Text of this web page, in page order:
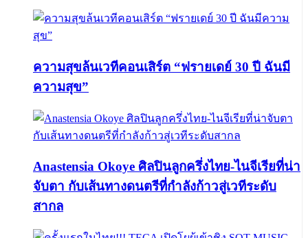
ความสุขล้นเวทีคอนเสิร์ต “ฟรายเดย์ 30 ปี ฉันมี
ความสุข”
Anastensia Okoye ศิลปินลูกครึ่งไทย-ไนจีเรียที่น่า
จับตา กับเส้นทางดนตรีที่กำลังก้าวสู่เวทีระดับ
สากล